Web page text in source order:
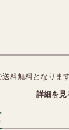
料無料となります
詳細を見